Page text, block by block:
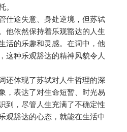
仕途失意、身处逆境，但苏轼
他依然保持着乐观豁达的人生
活的乐趣和灵感。在词中，他
这种乐观豁达的精神风貌令人
还体现了苏轼对人生哲理的深
，表达了对生命短暂、时光易
到，尽管人生充满了不确定性
观豁达的心态，就能在生活中